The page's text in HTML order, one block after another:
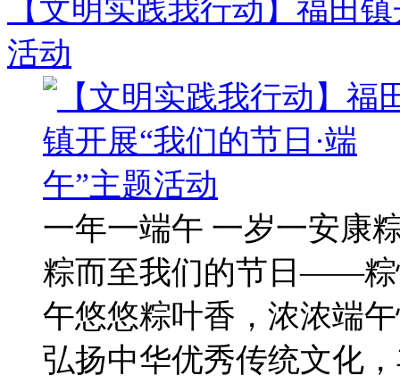
【文明实践我行动】福田
活动
一年一端午 一岁一安康
粽而至我们的节日——粽
午悠悠粽叶香，浓浓端
弘扬中华优秀传统文化